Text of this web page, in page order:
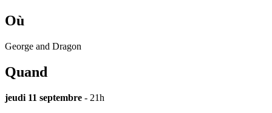
Où
George and Dragon
Quand
jeudi 11 septembre - 21h